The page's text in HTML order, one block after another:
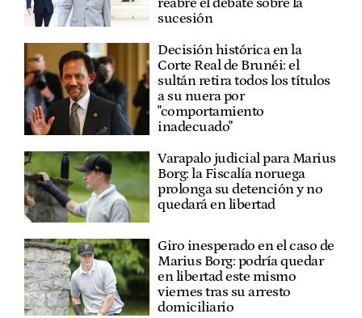
reabre el debate sobre la
sucesión
Decisión histórica en la
Corte Real de Brunéi: el
sultán retira todos los títulos
a su nuera por
"comportamiento
inadecuado"
Varapalo judicial para Marius
Borg: la Fiscalía noruega
prolonga su detención y no
quedará en libertad
Giro inesperado en el caso de
Marius Borg: podría quedar
en libertad este mismo
viernes tras su arresto
domiciliario